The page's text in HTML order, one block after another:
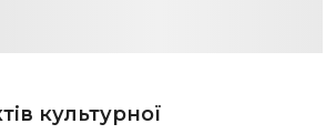
культурної